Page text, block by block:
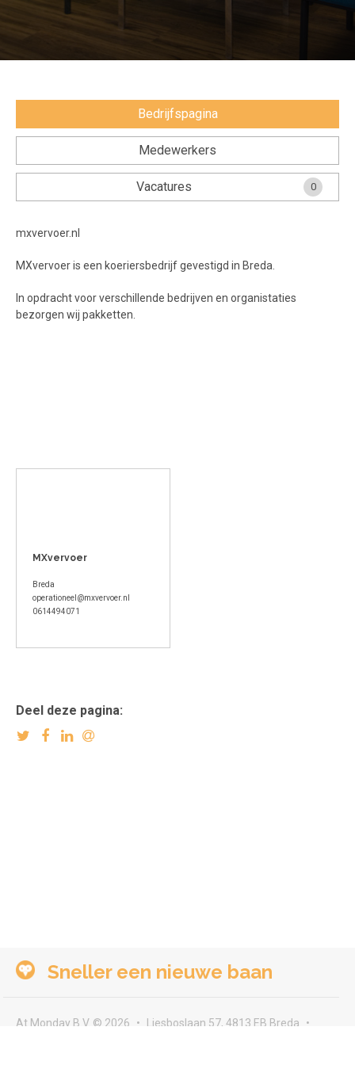
Veelgestelde vragen
Bedrijfspagina
Medewerkers
Vacatures 0
mxvervoer.nl
MXvervoer is een koeriersbedrijf gevestigd in Breda.
In opdracht voor verschillende bedrijven en organistaties
bezorgen wij pakketten.
MXvervoer
Breda
operationeel@mxvervoer.nl
0614494071
Deel deze pagina:
Sneller een nieuwe baan
At Monday B.V. © 2026
Liesboslaan 57, 4813 EB Breda